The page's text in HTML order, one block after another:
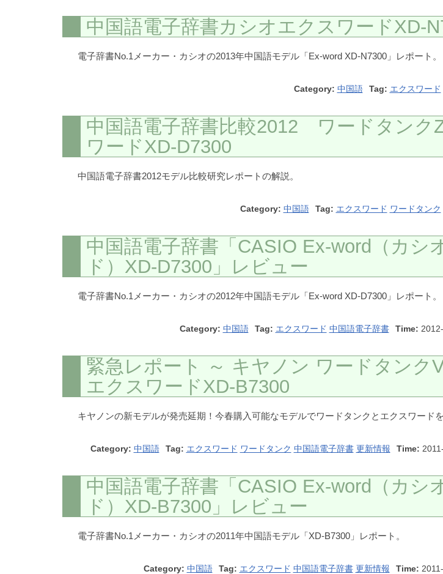
中国語電子辞書カシオエクスワードXD-
電子辞書No.1メーカー・カシオの2013年中国語モデル「Ex-word XD-N7300」レポート。
Category: 中国語 Tag: エクスワード
中国語電子辞書比較2012 ワードタンク
ワードXD-D7300
中国語電子辞書2012モデル比較研究レポートの解説。
Category: 中国語 Tag: エクスワード ワードタンク
中国語電子辞書「CASIO Ex-word（カシ
ド）XD-D7300」レビュー
電子辞書No.1メーカー・カシオの2012年中国語モデル「Ex-word XD-D7300」レポート。
Category: 中国語 Tag: エクスワード 中国語電子辞書 Time:
緊急レポート ～ キヤノン ワードタンク
エクスワードXD-B7300
キヤノンの新モデルが発売延期！今春購入可能なモデルでワードタンクとエクスワードを
Category: 中国語 Tag: エクスワード ワードタンク 中国語電子辞書 更新情報 Time:
中国語電子辞書「CASIO Ex-word（カシ
ド）XD-B7300」レビュー
電子辞書No.1メーカー・カシオの2011年中国語モデル「XD-B7300」レポート。
Category: 中国語 Tag: エクスワード 中国語電子辞書 更新情報 Time: